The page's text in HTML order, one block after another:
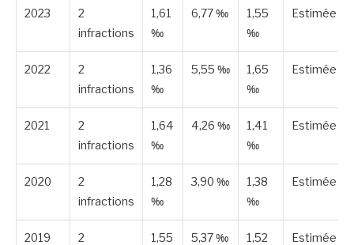
2023
2
infractions
1,61
‰
6,77 ‰
1,55
‰
Estimée
2022
2
infractions
1,36
‰
5,55 ‰
1,65
‰
Estimée
2021
2
infractions
1,64
‰
4,26 ‰
1,41
‰
Estimée
2020
2
infractions
1,28
‰
3,90 ‰
1,38
‰
Estimée
2019
2
1,55
5,37 ‰
1,52
Estimée